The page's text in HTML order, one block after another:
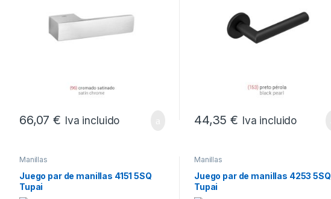
66,07€ Iva incluido 44,35€ Iva incluido
Manillas
Juego par de manillas 4151 5SQ
Tupai
Manillas
Juego par de manillas 4253 5SQ
Tupai